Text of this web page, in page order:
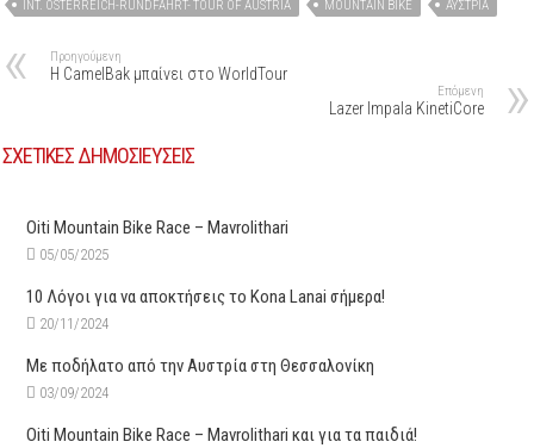
INT. OSTERREICH-RUNDFAHRT- TOUR OF AUSTRIA MOUNTAIN BIKE ΑΥΣΤΡΊΑ
Προηγούμενη
Η CamelBak μπαίνει στο WorldTour
Επόμενη
Lazer Impala KinetiCore
ΣΧΕΤΙΚΕΣ ΔΗΜΟΣΙΕΥΣΕΙΣ
Oiti Mountain Bike Race – Mavrolithari
05/05/2025
10 Λόγοι για να αποκτήσεις το Kona Lanai σήμερα!
20/11/2024
Με ποδήλατο από την Αυστρία στη Θεσσαλονίκη
03/09/2024
Oiti Mountain Bike Race – Mavrolithari και για τα παιδιά!